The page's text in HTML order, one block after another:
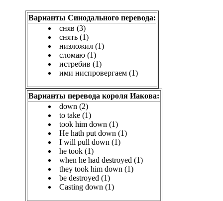
Варианты Синодального перевода:
сняв (3)
снять (1)
низложил (1)
сломаю (1)
истребив (1)
ими ниспровергаем (1)
Варианты перевода короля Иакова:
down (2)
to take (1)
took him down (1)
He hath put down (1)
I will pull down (1)
he took (1)
when he had destroyed (1)
they took him down (1)
be destroyed (1)
Casting down (1)